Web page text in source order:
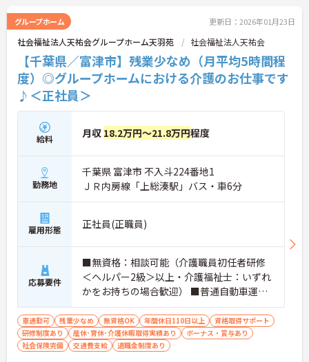
グループホーム 更新日：2026年01月23日
社会福祉法人天祐会グループホーム天羽苑 社会福祉法人天祐会
【千葉県／富津市】残業少なめ（月平均5時間程
度）◎グループホームにおける介護のお仕事です
♪＜正社員＞
給料 月収 18.2万円～21.8万円程度
勤務地
千葉県 富津市 不入斗224番地1
ＪＲ内房線「上総湊駅」バス・車6分
雇用形態 正社員(正職員)
応募要件
■無資格：相談可能（介護職員初任者研修
＜ヘルパー2級＞以上・介護福祉士：いずれ
かをお持ちの場合歓迎） ■普通自動車運転
免許（AT限定可）
車通勤可 残業少なめ 無資格OK 年間休日110日以上
資格取得サポート
研修制度あり
産休･育休･介護休暇取得実績あり
ボーナス・賞与あり
社会保険完備
交通費支給 退職金制度あり